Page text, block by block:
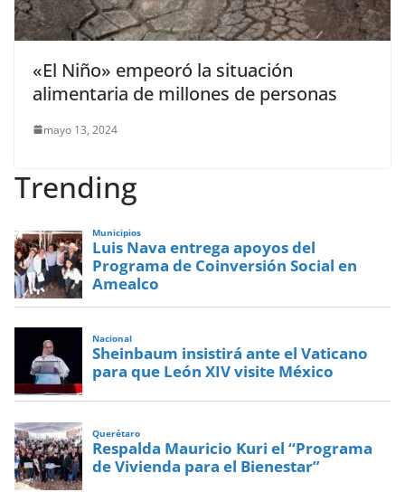
«El Niño» empeoró la situación
alimentaria de millones de personas
mayo 13, 2024
Trending
Municipios
Luis Nava entrega apoyos del
Programa de Coinversión Social en
Amealco
Nacional
Sheinbaum insistirá ante el Vaticano
para que León XIV visite México
Querétaro
Respalda Mauricio Kuri el “Programa
de Vivienda para el Bienestar”